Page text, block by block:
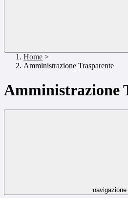
Home >
Amministrazione Trasparente
Amministrazione
navigazione